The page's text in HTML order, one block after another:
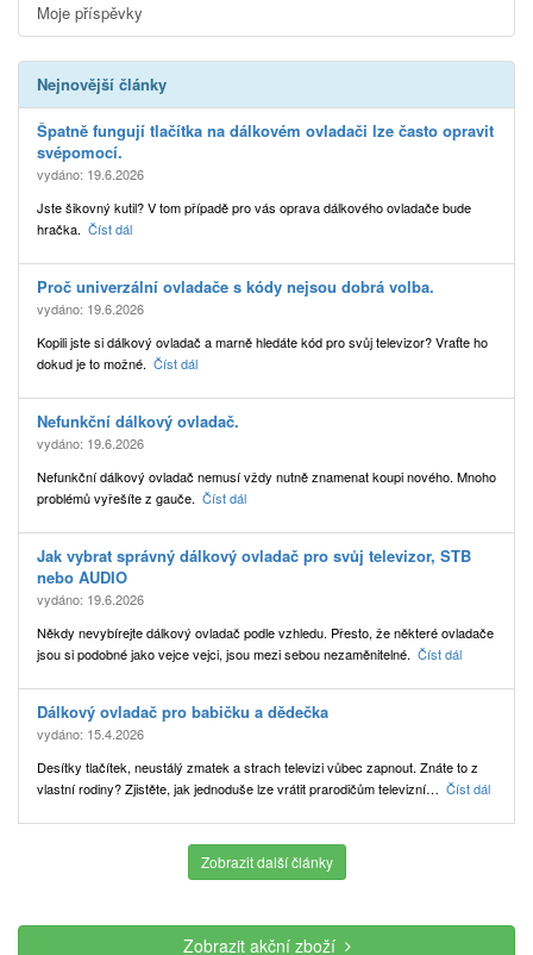
Moje příspěvky
Nejnovější články
Špatně fungují tlačítka na dálkovém ovladači lze často opravit
svépomocí.
vydáno: 19.6.2026
Jste šikovný kutil? V tom případě pro vás oprava dálkového ovladače bude
hračka. Číst dál
Proč univerzální ovladače s kódy nejsou dobrá volba.
vydáno: 19.6.2026
Kopili jste si dálkový ovladač a marně hledáte kód pro svůj televizor? Vraťte ho
dokud je to možné. Číst dál
Nefunkční dálkový ovladač.
vydáno: 19.6.2026
Nefunkční dálkový ovladač nemusí vždy nutně znamenat koupi nového. Mnoho
problémů vyřešíte z gauče. Číst dál
Jak vybrat správný dálkový ovladač pro svůj televizor, STB
nebo AUDIO
vydáno: 19.6.2026
Někdy nevybírejte dálkový ovladač podle vzhledu. Přesto, že některé ovladače
jsou si podobné jako vejce vejci, jsou mezi sebou nezaměnitelné. Číst dál
Dálkový ovladač pro babičku a dědečka
vydáno: 15.4.2026
Desítky tlačítek, neustálý zmatek a strach televizi vůbec zapnout. Znáte to z
vlastní rodiny? Zjistěte, jak jednoduše lze vrátit prarodičům televizní… Číst dál
Zobrazit další články
Zobrazit akční zboží